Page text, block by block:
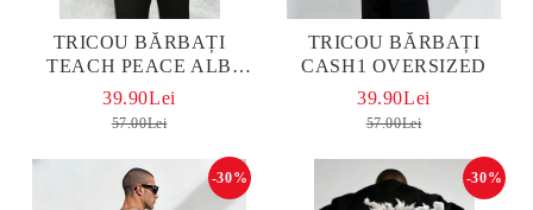
TRICOU BĂRBAȚI
TEACH PEACE ALB
OVERSIZED
39.90Lei
57.00Lei
TRICOU BĂRBAȚI
CASH1 OVERSIZED
39.90Lei
57.00Lei
-30% -30%